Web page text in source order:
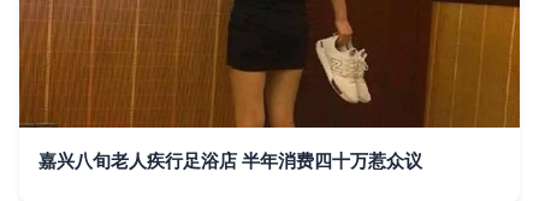
嘉兴八旬老人疾行足浴店 半年消费四十万惹众议